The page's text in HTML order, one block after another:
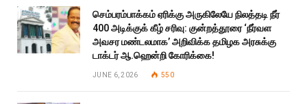
செம்பரம்பாக்கம் ஏரிக்கு அருகிலேயே நிலத்தடி நீர்
400 அடிக்குக் கீழ் சரிவு: குன்றத்தூரை ‘நீர்வள
அவசர மண்டலமாக’ அறிவிக்க தமிழக அரசுக்கு
டாக்டர் ஆ.ஹென்றி கோரிக்கை!
JUNE 6, 2026 550